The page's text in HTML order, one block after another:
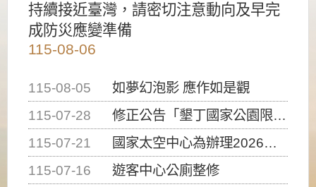
持續接近臺灣，請密切注意動向及早完
成防災應變準備
115-08-06
115-08-05
如夢幻泡影 應作如是觀
115-07-28
修正公告「墾丁國家公園限制水域遊憩活動之種類、範圍、時間及行為」，自即日生效。
115-07-21
國家太空中心為辦理2026台灣盃火箭競賽，陸、海、空域警戒及協調相關事宜，因颱風備案事宜
115-07-16
遊客中心公廁整修